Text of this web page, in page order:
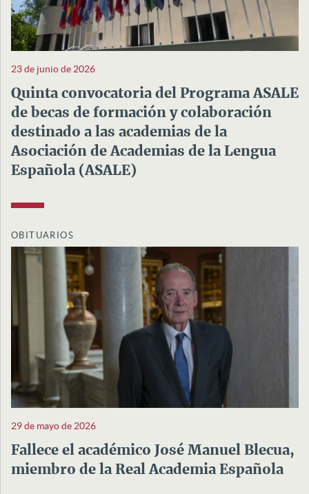
23 de junio de 2026
Quinta convocatoria del Programa ASALE
de becas de formación y colaboración
destinado a las academias de la
Asociación de Academias de la Lengua
Española (ASALE)
OBITUARIOS
29 de mayo de 2026
Fallece el académico José Manuel Blecua,
miembro de la Real Academia Española